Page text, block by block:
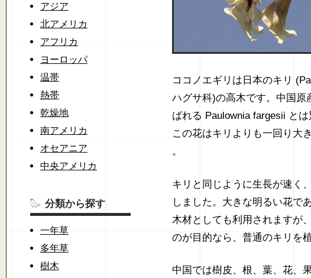
アジア
北アメリカ
アフリカ
ヨーロッパ
温帯
熱帯
乾燥地
南アメリカ
オセアニア
中央アメリカ
分類から探す
一年草
多年草
樹木
ココノエギリは日本のキリ
ハグサ科)の高木です。中国
ばれる Paulownia fargesii と
この花はキリよりも一回り大
。
キリと同じように生長が速く
しました。大きな明るい花で
木材としても利用されますが
のが目的なら、普通のキリを
中国では樹皮、根、葉、花、